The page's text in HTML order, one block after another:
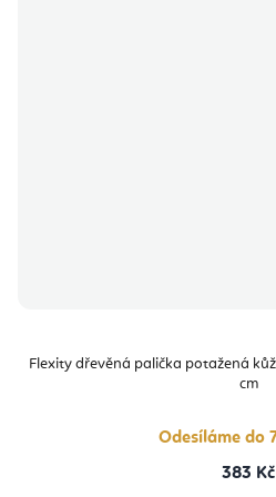
Flexity dřevěná palička potažená
cm
Odesíláme do
383 Kč